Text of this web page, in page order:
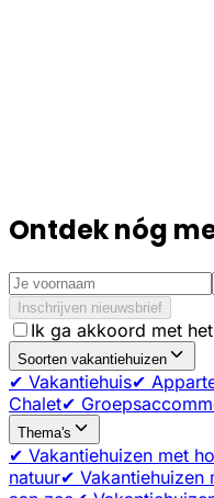
Ontdek nóg
Inschrijven nieuwsbrief
Ik ga akkoord met het
Soorten vakantiehuizen
✔ Vakantiehuis✔
Chalet✔
Thema's
✔ Vakantiehuizen met
natuur✔ Vakantiehuizen